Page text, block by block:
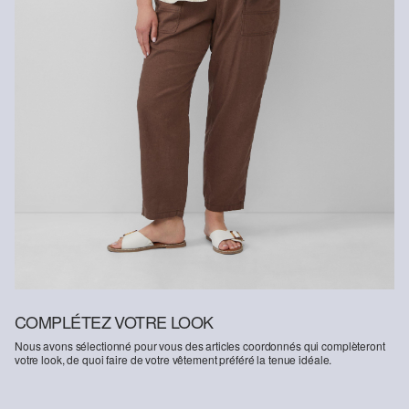
COMPLÉTEZ VOTRE LOOK
Nous avons sélectionné pour vous des articles coordonnés qui complèteront
votre look, de quoi faire de votre vêtement préféré la tenue idéale.